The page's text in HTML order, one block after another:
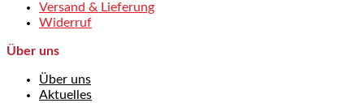
Versand & Lieferung
Widerruf
Über uns
Über uns
Aktuelles